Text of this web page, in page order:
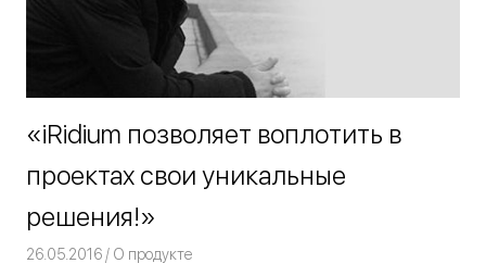
«iRidium позволяет воплотить в
проектах свои уникальные
решения!»
26.05.2016 Команда iRidium mobile
О продукте